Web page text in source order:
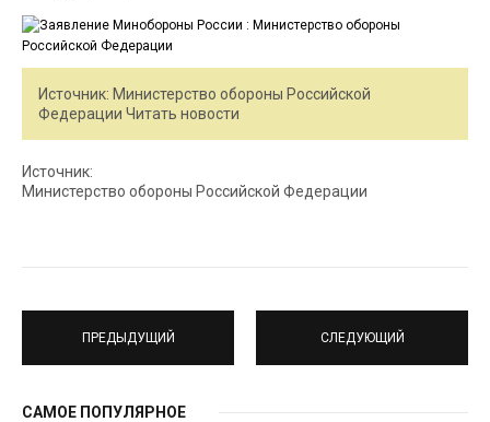
Источник: Министерство обороны Российской
Федерации Читать новости
Источник:
Министерство обороны Российской Федерации
ПРЕДЫДУЩИЙ СЛЕДУЮЩИЙ
САМОЕ ПОПУЛЯРНОЕ